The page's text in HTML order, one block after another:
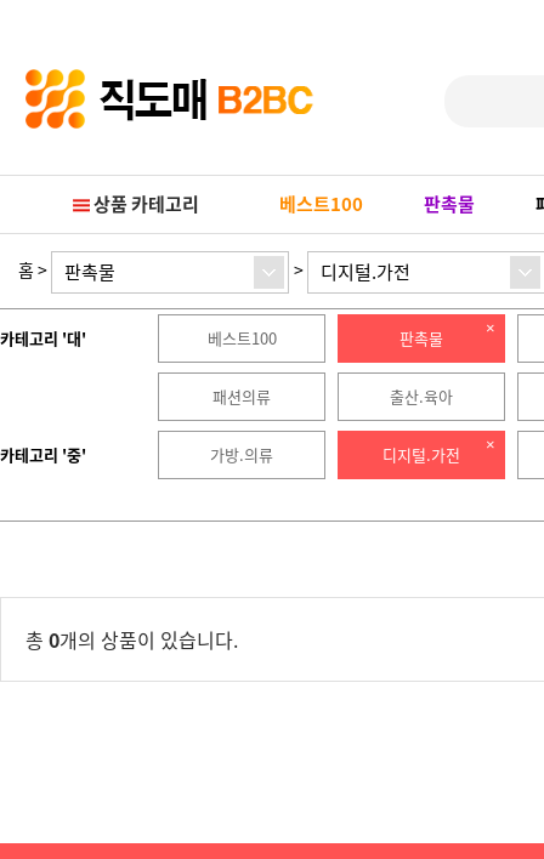
Prev Next
상품 카테고리 베스트100 판촉물
홈 > 판촉물 > 디지털.가전
카테고리 '대' 베스트100 판촉물
패션의류 출산.육아
카테고리 '중' 가방.의류 디지털.가전
총 0개의 상품이 있습니다.